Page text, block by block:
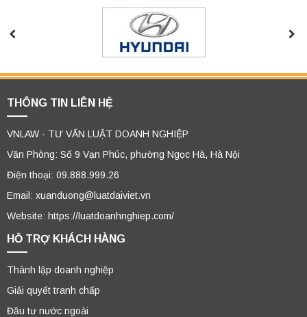
THÔNG TIN LIÊN HỆ
VNLAW - TƯ VẤN LUẬT DOANH NGHIỆP
Văn Phòng: Số 9 Vạn Phúc, phường Ngọc Hà, Hà Nội
Điện thoại: 09.888.999.26
Email: xuanduong@luatdaiviet.vn
Website: https://luatdoanhnghiep.com/
HỖ TRỢ KHÁCH HÀNG
Thành lập doanh nghiệp
Giải quyết tranh chấp
Đầu tư nước ngoài